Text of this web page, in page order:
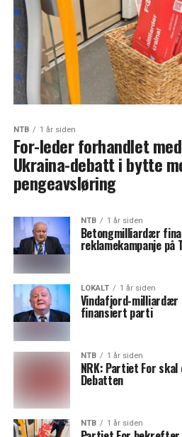
NTB 1 år siden
For-leder forhandlet
Ukraina-debatt i bytte
pengeavsløring
NTB 1 år siden
Betongmilliardær
reklamekampanje på
LOKALT 1 år siden
Vindafjord-milliardær
finansiert parti
NTB 1 år siden
NRK: Partiet For
Debatten
NTB 1 år siden